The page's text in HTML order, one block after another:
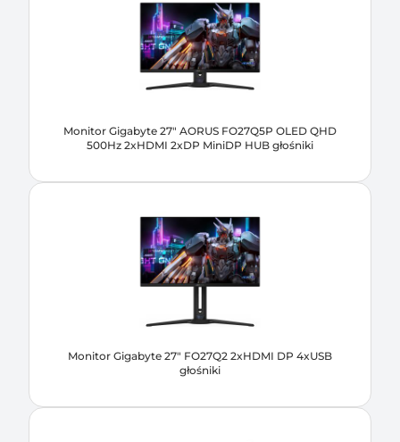
Monitor Gigabyte 27" AORUS FO27Q5P OLED QHD
500Hz 2xHDMI 2xDP MiniDP HUB głośniki
Monitor Gigabyte 27" FO27Q2 2xHDMI DP 4xUSB
głośniki